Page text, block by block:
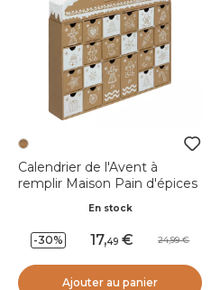
Calendrier de l'Avent à
remplir Maison Pain d'épices
En stock
-30% 17,49 24,99
Ajouter au panier